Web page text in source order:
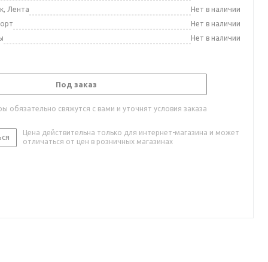
Лента
Нет в наличии
Нет в наличии
Нет в наличии
Под заказ
обязательно свяжутся с вами и уточнят условия заказа
Цена действительна только для интернет-магазина и может
отличаться от цен в розничных магазинах